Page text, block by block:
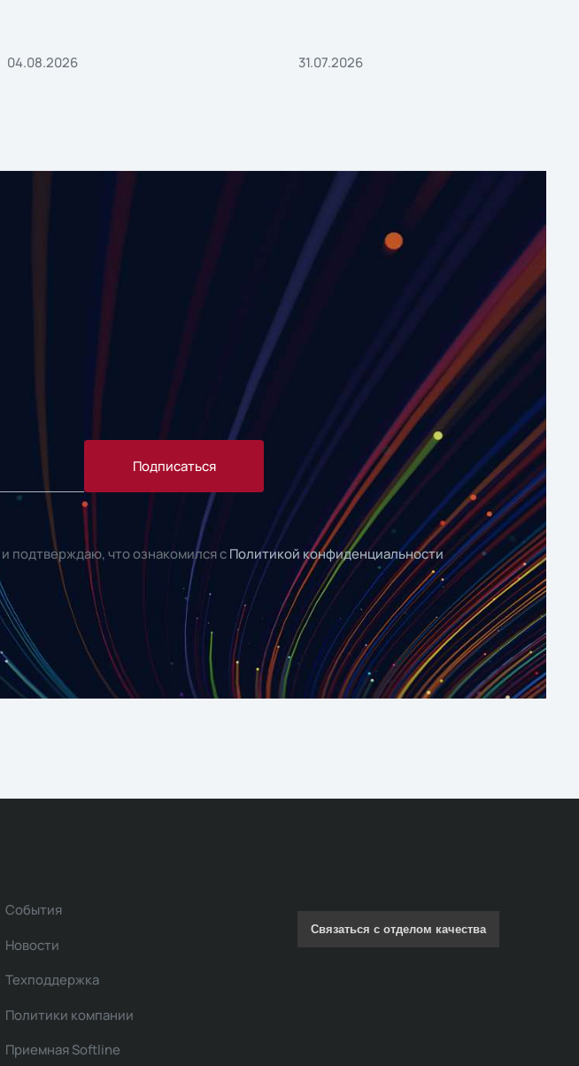
04.08.2026 31.07.2026
Подписаться
и подтверждаю, что ознакомился с Политикой конфиденциальности
События
Новости
Техподдержка
Политики компании
Приемная Softline
Связаться с отделом качества